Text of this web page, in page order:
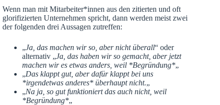
Wenn man mit Mitarbeiter*innen aus den zitierten und oft
glorifizierten Unternehmen spricht, dann werden meist zwei
der folgenden drei Aussagen zutreffen:
„Ja, das machen wir so, aber nicht überall“ oder
alternativ „Ja, das haben wir so gemacht, aber jetzt
machen wir es etwas anders, weil *Begründung*„
„Das klappt gut, aber dafür klappt bei uns
*irgendetwas anderes* überhaupt nicht.„
„Na ja, so gut funktioniert das auch nicht, weil
*Begründung*„